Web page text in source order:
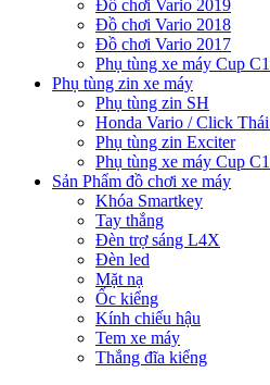
Đồ chơi Vario 2019
Đồ chơi Vario 2018
Đồ chơi Vario 2017
Phụ tùng xe máy Cup
Phụ tùng zin xe máy
Phụ tùng zin SH
Honda Vario / Click Thái
Phụ tùng zin Exciter
Phụ tùng xe máy Cup
Sản Phẩm đồ chơi xe máy
Khóa Smartkey
Tay thắng
Đèn trợ sáng L4X
Đèn led
Mặt nạ
Ốc kiểng
Kính chiếu hậu
Tem xe máy
Thắng đĩa kiểng